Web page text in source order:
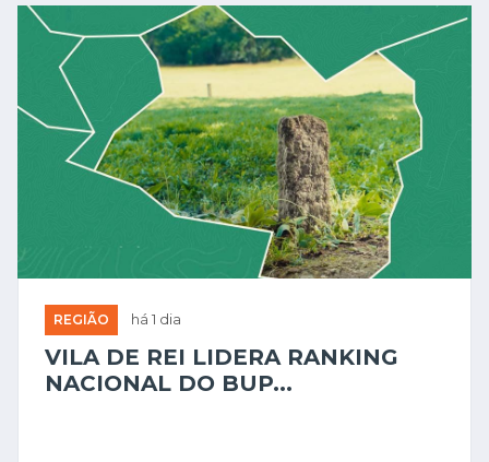
REGIÃO há 1 dia
VILA DE REI LIDERA RANKING
NACIONAL DO BUP...